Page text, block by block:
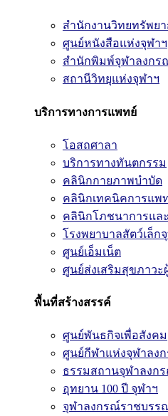
สำนักงานวิทยทรัพย
ศูนย์หนังสือแห่งจุฬาฯ
สำนักพิมพ์จุฬาลงกร
สถานีวิทยุแห่งจุฬาฯ
บริการทางการแพทย์
โอสถศาลา
บริการทางทันตกรรม
คลินิกกายภาพบำบัด
คลินิกเทคนิคการแพ
คลินิกโภชนาการแล
โรงพยาบาลสัตว์เล็ก
ศูนย์เอ็มเน็ต
ศูนย์ส่งเสริมสุขภาวะ
พื้นที่สร้างสรรค์
ศูนย์พันธกิจเพื่อสังคม
ศูนย์กีฬาแห่งจุฬาลง
ธรรมสถานจุฬาลงก
อุทยาน 100 ปี จุฬาฯ
จุฬาลงกรณ์ราชบรร